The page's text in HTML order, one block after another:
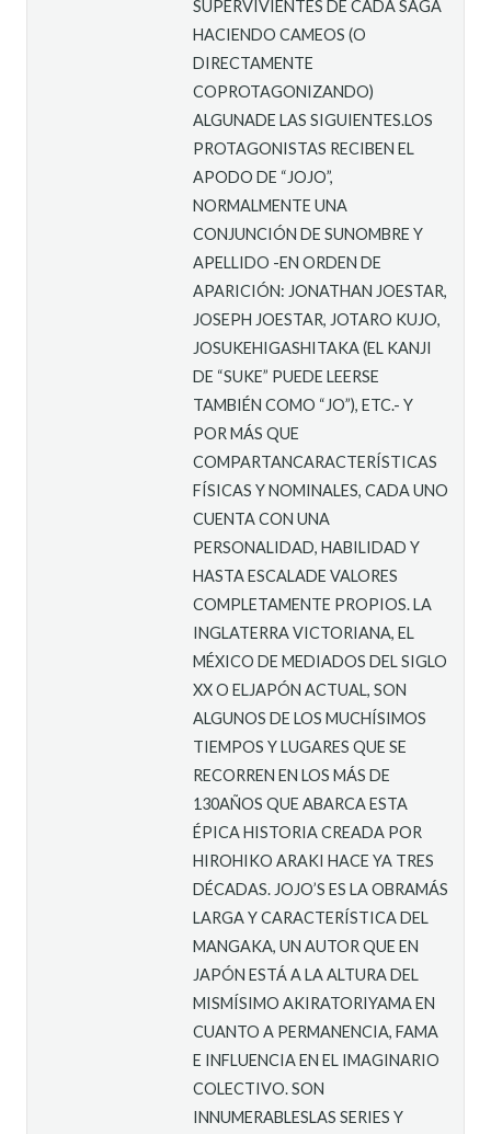
SUPERVIVIENTES DE CADA SAGA
HACIENDO CAMEOS (O
DIRECTAMENTE
COPROTAGONIZANDO)
ALGUNADE LAS SIGUIENTES.LOS
PROTAGONISTAS RECIBEN EL
APODO DE “JOJO”,
NORMALMENTE UNA
CONJUNCIÓN DE SUNOMBRE Y
APELLIDO -EN ORDEN DE
APARICIÓN: JONATHAN JOESTAR,
JOSEPH JOESTAR, JOTARO KUJO,
JOSUKEHIGASHITAKA (EL KANJI
DE “SUKE” PUEDE LEERSE
TAMBIÉN COMO “JO”), ETC.- Y
POR MÁS QUE
COMPARTANCARACTERÍSTICAS
FÍSICAS Y NOMINALES, CADA UNO
CUENTA CON UNA
PERSONALIDAD, HABILIDAD Y
HASTA ESCALADE VALORES
COMPLETAMENTE PROPIOS. LA
INGLATERRA VICTORIANA, EL
MÉXICO DE MEDIADOS DEL SIGLO
XX O ELJAPÓN ACTUAL, SON
ALGUNOS DE LOS MUCHÍSIMOS
TIEMPOS Y LUGARES QUE SE
RECORREN EN LOS MÁS DE
130AÑOS QUE ABARCA ESTA
ÉPICA HISTORIA CREADA POR
HIROHIKO ARAKI HACE YA TRES
DÉCADAS. JOJO’S ES LA OBRAMÁS
LARGA Y CARACTERÍSTICA DEL
MANGAKA, UN AUTOR QUE EN
JAPÓN ESTÁ A LA ALTURA DEL
MISMÍSIMO AKIRATORIYAMA EN
CUANTO A PERMANENCIA, FAMA
E INFLUENCIA EN EL IMAGINARIO
COLECTIVO. SON
INNUMERABLESLAS SERIES Y